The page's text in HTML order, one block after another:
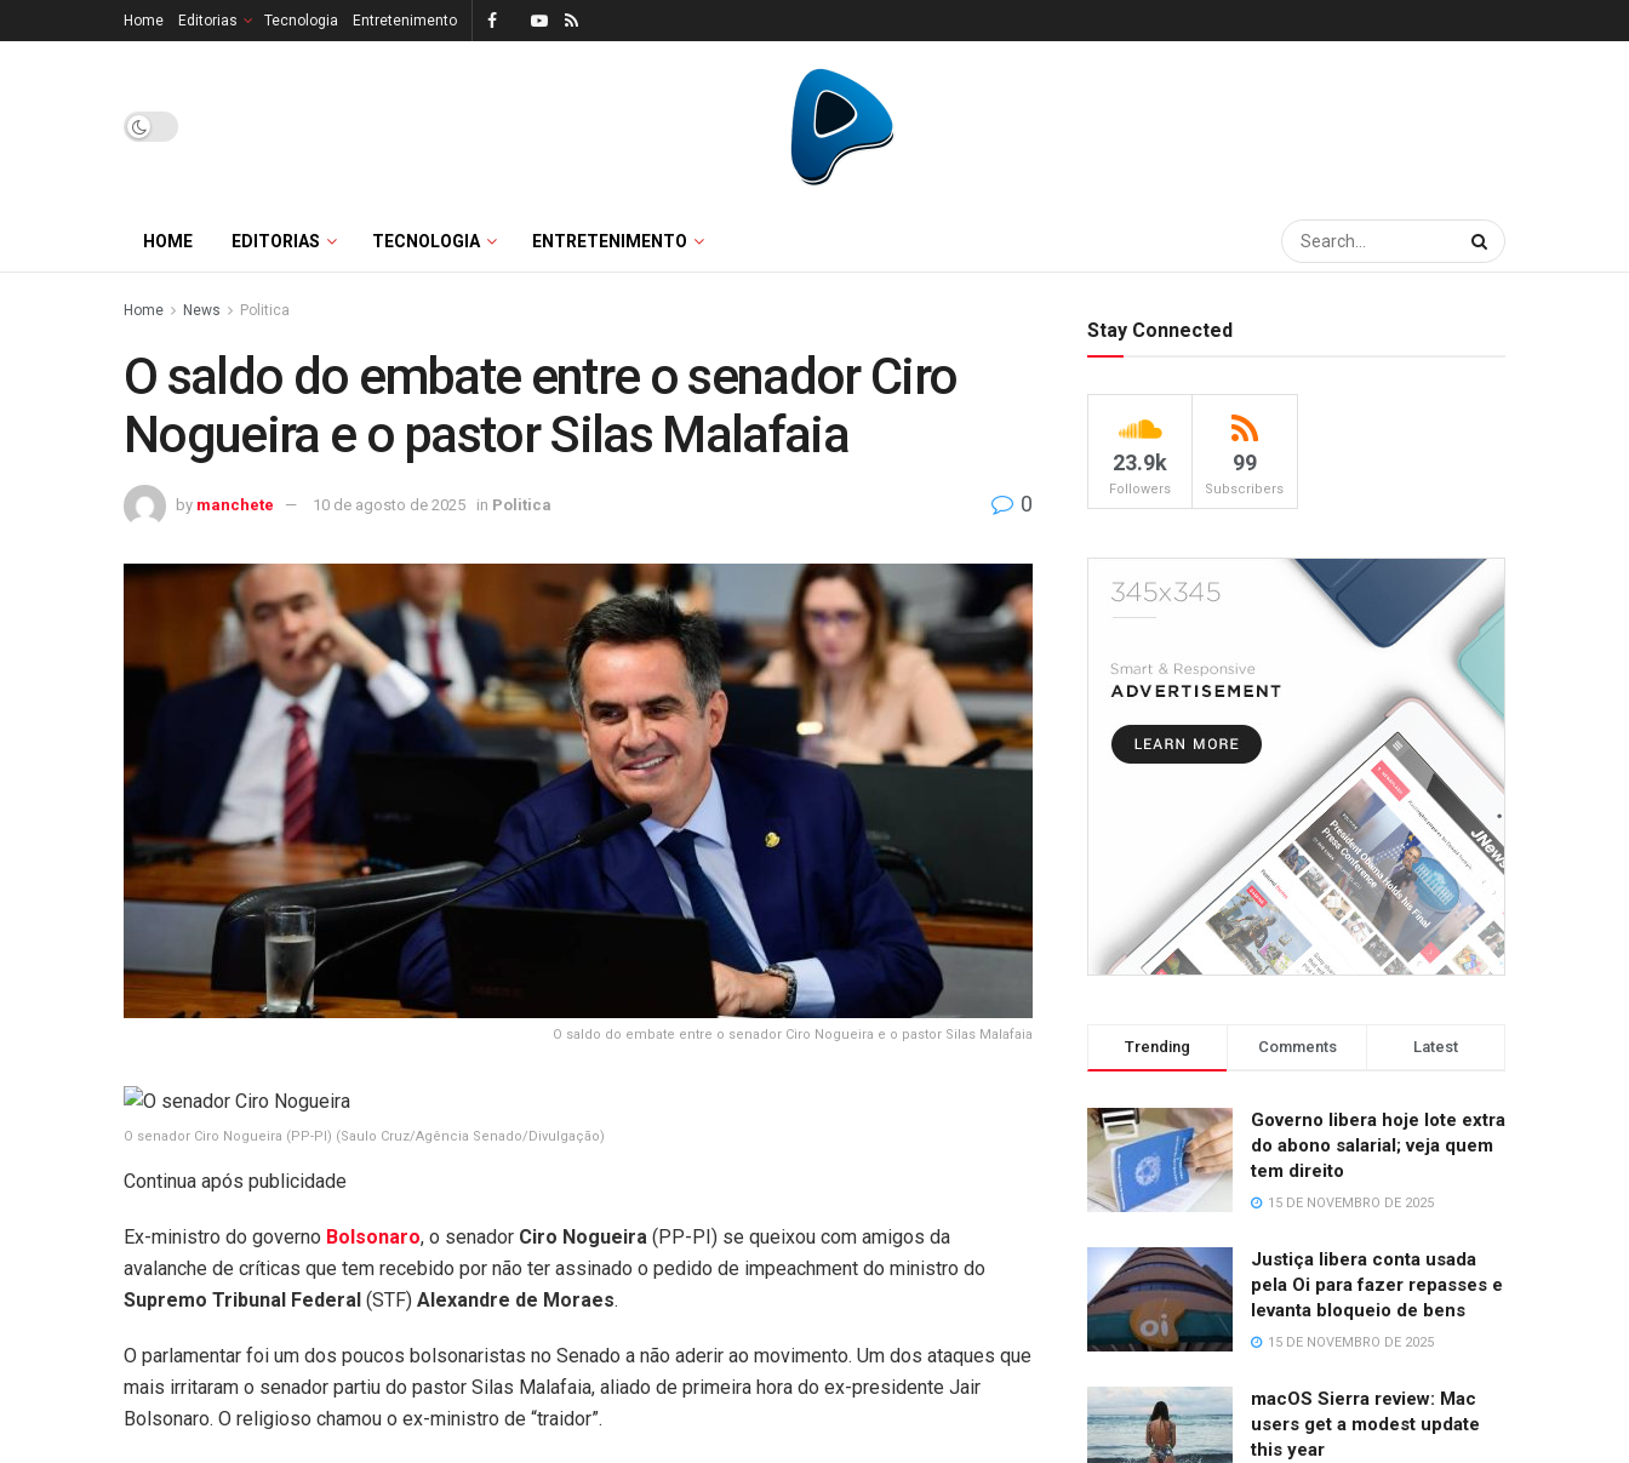
Home Editorias Tecnologia Entretenimento
HOME EDITORIAS TECNOLOGIA ENTRETENIMENTO
Home News Politica
O saldo do embate entre o senador Ciro
Nogueira e o pastor Silas Malafaia
by manchete 10 de agosto de 2025 in Politica 0
O saldo do embate entre o senador Ciro Nogueira e o pastor Silas Malafaia
O senador Ciro Nogueira (PP-PI) (Saulo Cruz/Agência Senado/Divulgação)
Continua após publicidade
Ex-ministro do governo Bolsonaro, o senador Ciro Nogueira (PP-PI) se queixou com amigos da
avalanche de críticas que tem recebido por não ter assinado o pedido de impeachment do ministro do
Supremo Tribunal Federal (STF) Alexandre de Moraes.
O parlamentar foi um dos poucos bolsonaristas no Senado a não aderir ao movimento. Um dos ataques que
mais irritaram o senador partiu do pastor Silas Malafaia, aliado de primeira hora do ex-presidente Jair
Bolsonaro. O religioso chamou o ex-ministro de “traidor”.
Stay Connected
23.9k
Followers
99
Subscribers
Trending Comments Latest
Governo libera hoje lote extra
do abono salarial; veja quem
tem direito
15 DE NOVEMBRO DE 2025
Justiça libera conta usada
pela Oi para fazer repasses e
levanta bloqueio de bens
15 DE NOVEMBRO DE 2025
macOS Sierra review: Mac
users get a modest update
this year